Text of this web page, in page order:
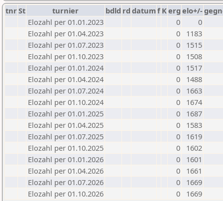
tnrSt turnier bdld rd datumf Kerg elo+/-
Elozahl per 01.01.2023
0
0
Elozahl per 01.04.2023
0
1183
Elozahl per 01.07.2023
0
1515
Elozahl per 01.10.2023
0
1508
Elozahl per 01.01.2024
0
1517
Elozahl per 01.04.2024
0
1488
Elozahl per 01.07.2024
0
1663
Elozahl per 01.10.2024
0
1674
Elozahl per 01.01.2025
0
1687
Elozahl per 01.04.2025
0
1583
Elozahl per 01.07.2025
0
1619
Elozahl per 01.10.2025
0
1602
Elozahl per 01.01.2026
0
1601
Elozahl per 01.04.2026
0
1661
Elozahl per 01.07.2026
0
1669
Elozahl per 01.10.2026
0 1669